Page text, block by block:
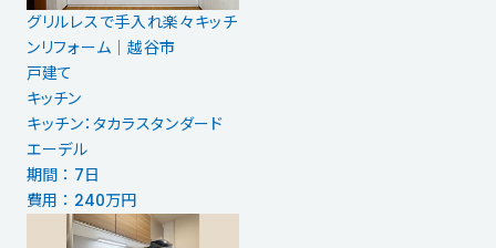
グリルレスで手入れ楽々キッチ
ンリフォーム｜越谷市
戸建て
キッチン
キッチン：タカラスタンダード
エーデル
期間 ： 7日
費用 ： 240万円